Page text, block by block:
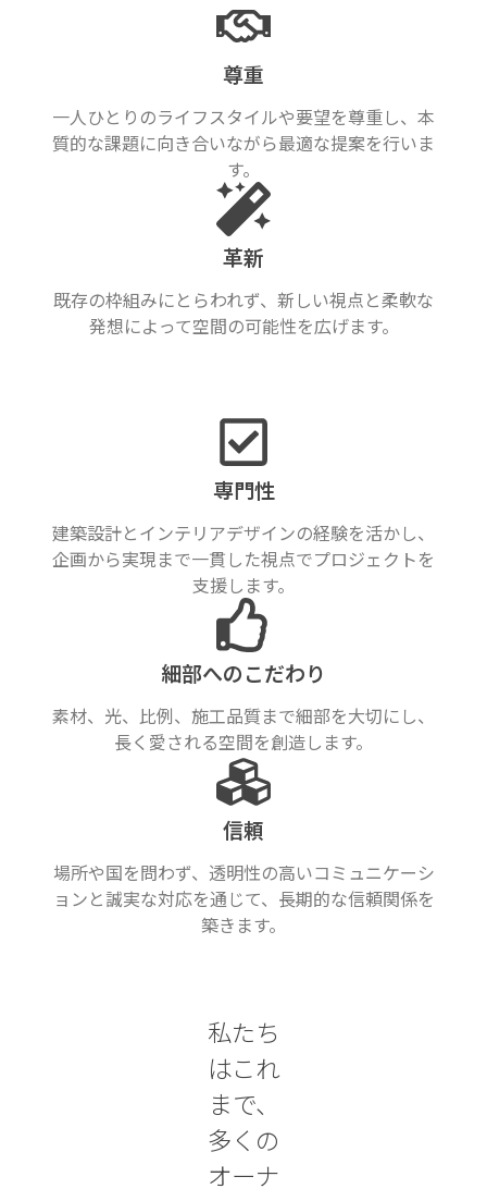
尊重
一人ひとりのライフスタイルや要望を尊重し、本
質的な課題に向き合いながら最適な提案を行いま
す。
革新
既存の枠組みにとらわれず、新しい視点と柔軟な
発想によって空間の可能性を広げます。
専門性
建築設計とインテリアデザインの経験を活かし、
企画から実現まで一貫した視点でプロジェクトを
支援します。
細部へのこだわり
素材、光、比例、施工品質まで細部を大切にし、
長く愛される空間を創造します。
信頼
場所や国を問わず、透明性の高いコミュニケーシ
ョンと誠実な対応を通じて、長期的な信頼関係を
築きます。
私たち
はこれ
まで、
多くの
オーナ